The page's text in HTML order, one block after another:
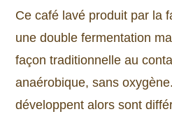
Ce café lavé produit par la
une double fermentation
façon traditionnelle au
anaérobique, sans
développent alors sont